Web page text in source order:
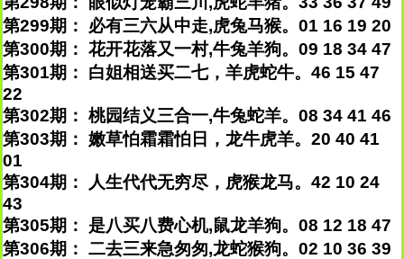
第299期： 必有三六从中走,虎兔马猴。01 16 19 20
第300期： 花开花落又一村,牛兔羊狗。09 18 34 47
第301期： 白姐相送买二七，羊虎蛇牛。46 15 47
22
第302期： 桃园结义三合一,牛兔蛇羊。08 34 41 46
第303期： 嫩草怕霜霜怕日，龙牛虎羊。20 40 41
01
第304期： 人生代代无穷尽，虎猴龙马。42 10 24
43
第305期： 是八买八费心机,鼠龙羊狗。08 12 18 47
第306期： 二去三来急匆匆,龙蛇猴狗。02 10 36 39